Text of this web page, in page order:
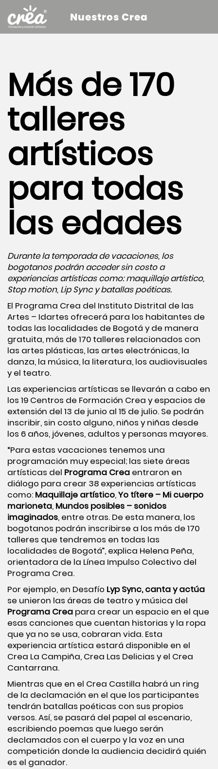
Nuestros Crea
Más de 170
talleres
artísticos
para todas
las edades
Durante la temporada de vacaciones, los
bogotanos podrán acceder sin costo a
experiencias artísticas como: maquillaje artístico,
Stop motion, Lip Sync y batallas poéticas.
El Programa Crea del Instituto Distrital de las
Artes – Idartes ofrecerá para los habitantes de
todas las localidades de Bogotá y de manera
gratuita, más de 170 talleres relacionados con
las artes plásticas, las artes electrónicas, la
danza, la música, la literatura, los audiovisuales
y el teatro.
Las experiencias artísticas se llevarán a cabo en
los 19 Centros de Formación Crea y espacios de
extensión del 13 de junio al 15 de julio. Se podrán
inscribir, sin costo alguno, niños y niñas desde
los 6 años, jóvenes, adultos y personas mayores.
“Para estas vacaciones tenemos una
programación muy especial; las siete áreas
artísticas del Programa Crea entraron en
diálogo para crear 38 experiencias artísticas
como: Maquillaje artístico,Yo títere – Mi cuerpo
marioneta, Mundos posibles – sonidos
imaginados, entre otras. De esta manera, los
bogotanos podrán inscribirse a los más de 170
talleres que tendremos en todas las
localidades de Bogotá”, explica Helena Peña,
orientadora de la Línea Impulso Colectivo del
Programa Crea.
Por ejemplo, en Desafío Lyp Sync, canta y actúa
se unieron las áreas de teatro y música del
Programa Crea para crear un espacio en el que
esas canciones que cuentan historias y la ropa
que ya no se usa, cobraran vida. Esta
experiencia artística estará disponible en el
Crea La Campiña, Crea Las Delicias y el Crea
Cantarrana.
Mientras que en el Crea Castilla habrá un ring
de la declamación en el que los participantes
tendrán batallas poéticas con sus propios
versos. Así, se pasará del papel al escenario,
escribiendo poemas que luego serán
declamados con el cuerpo y la voz en una
competición donde la audiencia decidirá quién
es el ganador.